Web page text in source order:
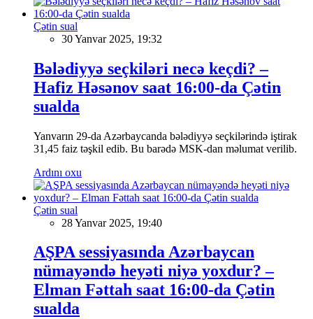
Çətin sual
30 Yanvar 2025, 19:32
Bələdiyyə seçkiləri necə keçdi? –
Hafiz Həsənov saat 16:00-da Çətin
sualda
Yanvarın 29-da Azərbaycanda bələdiyyə seçkilərində iştirak
31,45 faiz təşkil edib. Bu barədə MSK-dan məlumat verilib.
Ardını oxu
Çətin sual
28 Yanvar 2025, 19:40
AŞPA sessiyasında Azərbaycan
nümayəndə heyəti niyə yoxdur? –
Elman Fəttah saat 16:00-da Çətin
sualda